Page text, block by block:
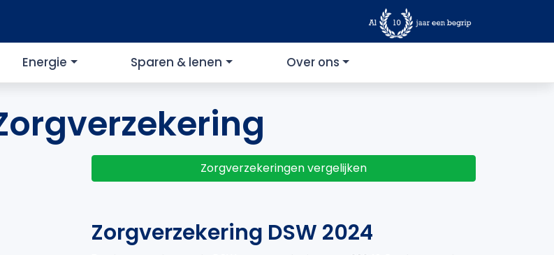
Energie Sparen & lenen Over ons
Zorgverzekeringen vergelijken
Zorgverzekering DSW 2024